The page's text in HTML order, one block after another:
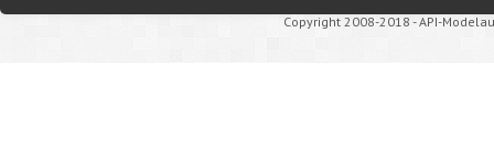
Copyright 2008-2018 - API-